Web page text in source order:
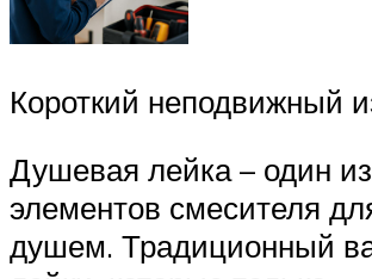
Короткий неподвижный
Душевая лейка – один
элементов смесителя
душем. Традиционный